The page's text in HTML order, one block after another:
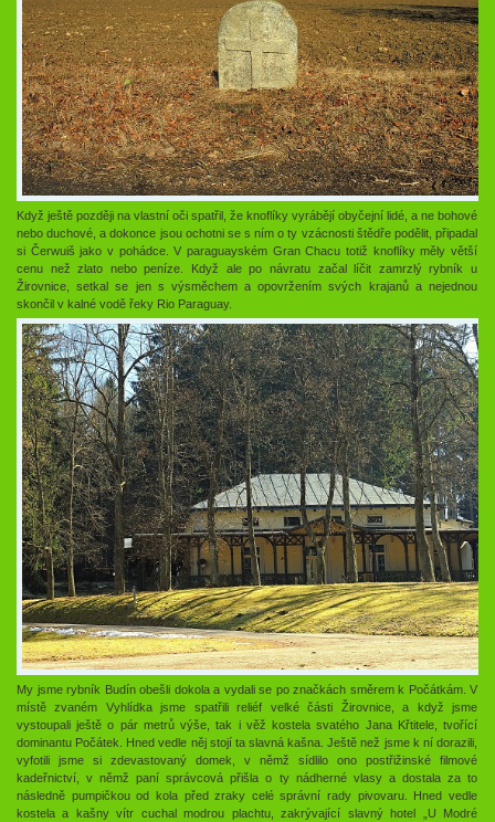
Když ještě později na vlastní oči spatřil, že knoflíky vyrábějí obyčejní lidé, a ne bohové
nebo duchové, a dokonce jsou ochotni se s ním o ty vzácnosti štědře podělit, připadal
si Čerwuiš jako v pohádce. V paraguayském Gran Chacu totiž knoflíky měly větší
cenu než zlato nebo peníze. Když ale po návratu začal líčit zamrzlý rybník u
Žirovnice, setkal se jen s výsměchem a opovržením svých krajanů a nejednou
skončil v kalné vodě řeky Rio Paraguay.
My jsme rybník Budín obešli dokola a vydali se po značkách směrem k Počátkám. V
místě zvaném Vyhlídka jsme spatřili reliéf velké části Žirovnice, a když jsme
vystoupali ještě o pár metrů výše, tak i věž kostela svatého Jana Křtitele, tvořící
dominantu Počátek. Hned vedle něj stojí ta slavná kašna. Ještě než jsme k ní dorazili,
vyfotili jsme si zdevastovaný domek, v němž sídlilo ono postřižinské filmové
kadeřnictví, v němž paní správcová přišla o ty nádherné vlasy a dostala za to
následně pumpičkou od kola před zraky celé správní rady pivovaru. Hned vedle
kostela a kašny vítr cuchal modrou plachtu, zakrývající slavný hotel „U Modré